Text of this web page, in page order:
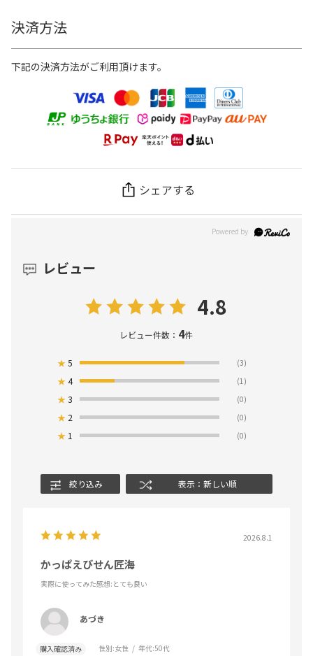
決済方法
下記の決済方法がご利用頂けます。
シェアする
レビュー
4.8
レビュー件数： 4件
★5 (3)
★4 (1)
★3 (0)
★ 2 (0)
★ 1 (0)
絞り込み 表示：新しい順
2026.8.1
かっぱえびせん匠海
実際に使ってみた感想:とても良い
あづき
購入確認済み 性別:女性 年代:50代